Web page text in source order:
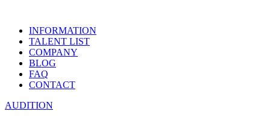
INFORMATION
TALENT LIST
COMPANY
BLOG
FAQ
CONTACT
AUDITION